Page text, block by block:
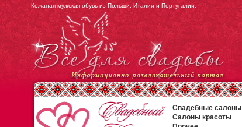
Кожаная мужская обувь из Польши, Италии и Португалии.
Свадебные салоны
Салоны красоты